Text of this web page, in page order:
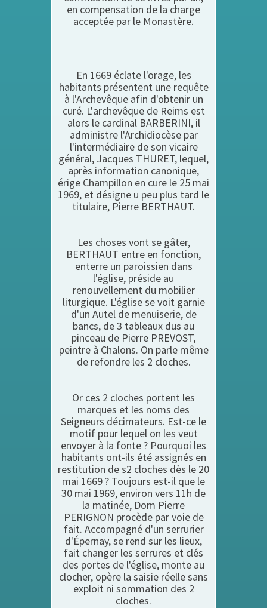
en compensation de la charge
acceptée par le Monastère.
En 1669 éclate l'orage, les
habitants présentent une requête
à l'Archevêque afin d'obtenir un
curé. L'archevêque de Reims est
alors le cardinal BARBERINI, il
administre l'Archidiocèse par
l'intermédiaire de son vicaire
général, Jacques THURET, lequel,
après information canonique,
érige Champillon en cure le 25 mai
1969, et désigne u peu plus tard le
titulaire, Pierre BERTHAUT.
Les choses vont se gâter,
BERTHAUT entre en fonction,
enterre un paroissien dans
l'église, préside au
renouvellement du mobilier
liturgique. L'église se voit garnie
d'un Autel de menuiserie, de
bancs, de 3 tableaux dus au
pinceau de Pierre PREVOST,
peintre à Chalons. On parle même
de refondre les 2 cloches.
Or ces 2 cloches portent les
marques et les noms des
Seigneurs décimateurs. Est-ce le
motif pour lequel on les veut
envoyer à la fonte ? Pourquoi les
habitants ont-ils été assignés en
restitution de s2 cloches dès le 20
mai 1669 ? Toujours est-il que le
30 mai 1969, environ vers 11h de
la matinée, Dom Pierre
PERIGNON procède par voie de
fait. Accompagné d'un serrurier
d'Épernay, se rend sur les lieux,
fait changer les serrures et clés
des portes de l'église, monte au
clocher, opère la saisie réelle sans
exploit ni sommation des 2
cloches.